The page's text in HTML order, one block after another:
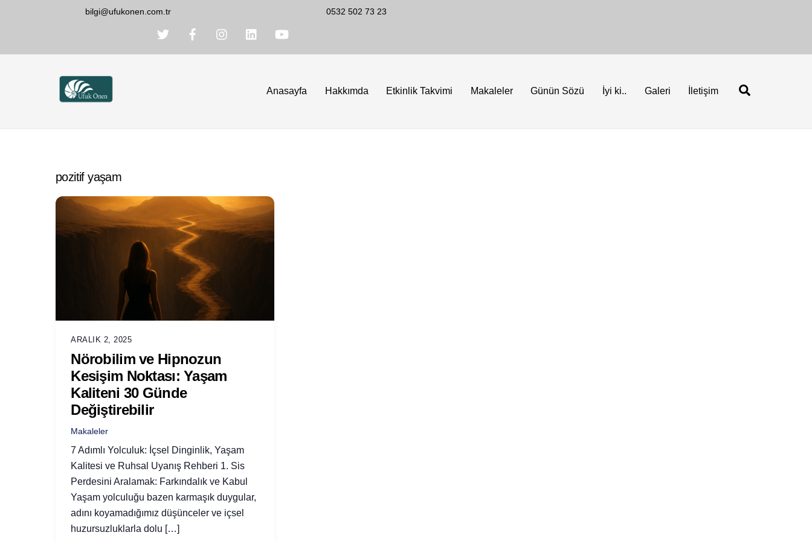
bilgi@ufukonen.com.tr 0532 502 73 23
Anasayfa Hakkımda Etkinlik Takvimi Makaleler Günün Sözü İyi ki.. Galeri İletişim
pozitif yaşam
ARALIK 2, 2025
Nörobilim ve Hipnozun
Kesişim Noktası: Yaşam
Kaliteni 30 Günde
Değiştirebilir
Makaleler
7 Adımlı Yolculuk: İçsel Dinginlik, Yaşam
Kalitesi ve Ruhsal Uyanış Rehberi 1. Sis
Perdesini Aralamak: Farkındalık ve Kabul
Yaşam yolculuğu bazen karmaşık duygular,
adını koyamadığımız düşünceler ve içsel
huzursuzluklarla dolu […]